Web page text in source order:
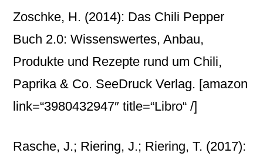
Zoschke, H. (2014): Das Chili Pepper
Buch 2.0: Wissenswertes, Anbau,
Produkte und Rezepte rund um Chili,
Paprika & Co. SeeDruck Verlag. [amazon
link=“3980432947″ title=“Libro“ /]
Rasche, J.; Riering, J.; Riering, T. (2017):